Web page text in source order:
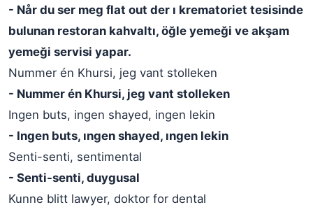
- Når du ser meg flat out der ı krematoriet tesisinde
bulunan restoran kahvaltı, öğle yemeği ve akşam
yemeği servisi yapar.
Nummer én Khursi, jeg vant stolleken
- Nummer én Khursi, jeg vant stolleken
Ingen buts, ingen shayed, ingen lekin
- Ingen buts, ıngen shayed, ıngen lekin
Senti-senti, sentimental
- Senti-senti, duygusal
Kunne blitt lawyer, doktor for dental